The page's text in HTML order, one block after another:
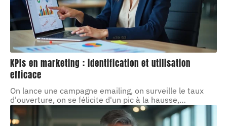
KPIs en marketing : identification et utilisation
efficace
On lance une campagne emailing, on surveille le taux
d'ouverture, on se félicite d'un pic à la hausse,…